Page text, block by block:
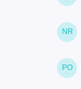
NR
PO